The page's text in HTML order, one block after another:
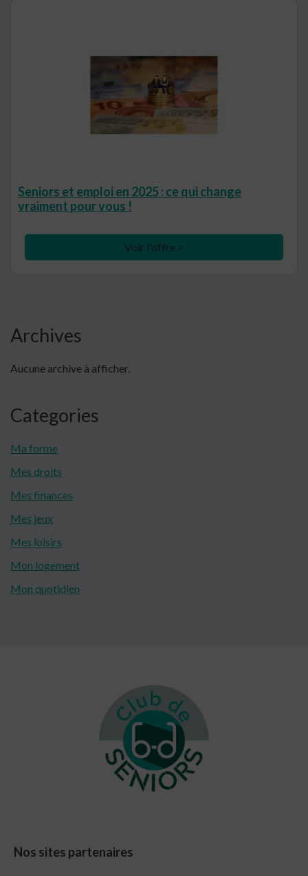
Seniors et emploi en 2025 : ce qui change
vraiment pour vous !
Voir l'offre >
Barre
principale
Archives
Aucune archive à afficher.
Categories
Ma forme
Mes droits
Mes finances
Mes jeux
Mes loisirs
Mon logement
Mon quotidien
Nos sites partenaires